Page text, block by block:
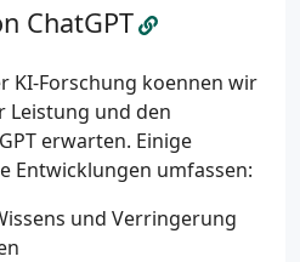
ChatGPT
KI-Forschung koennen wir
Leistung und den
erwarten. Einige
Entwicklungen umfassen:
und Verringerung